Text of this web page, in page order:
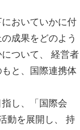
おいていかに付
成果をどのよう
ついて、 経営者
と、国際連携体
し、「国際会
動を展開し、 持